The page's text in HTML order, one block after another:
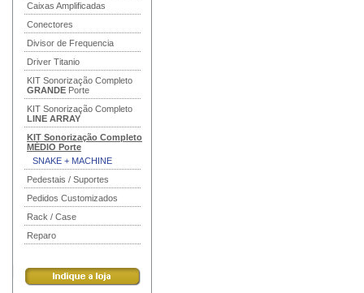
Caixas Amplificadas
Conectores
Divisor de Frequencia
Driver Titanio
KIT Sonorização Completo
GRANDE Porte
KIT Sonorização Completo
LINE ARRAY
KIT Sonorização Completo
MÉDIO Porte
SNAKE + MACHINE
Pedestais / Suportes
Pedidos Customizados
Rack / Case
Reparo